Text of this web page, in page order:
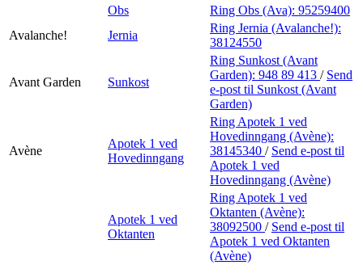
Obs
Ring Obs (Ava): 95259400
Avalanche!
Jernia
Ring Jernia (Avalanche!):
38124550
Avant Garden Sunkost
Ring Sunkost (Avant
Garden): 948 89 413 / Send
e-post til Sunkost (Avant
Garden)
Avène
Apotek 1 ved
Hovedinngang
Ring Apotek 1 ved
Hovedinngang (Avène):
38145340 / Send e-post til
Apotek 1 ved
Hovedinngang (Avène)
Apotek 1 ved
Oktanten
Ring Apotek 1 ved
Oktanten (Avène):
38092500 / Send e-post til
Apotek 1 ved Oktanten
(Avène)